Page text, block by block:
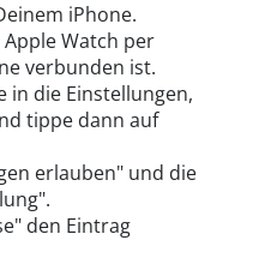
iPhone.
Watch per
verbunden ist.
in die Einstellungen,
tippe dann auf
erlauben" und die
den Eintrag